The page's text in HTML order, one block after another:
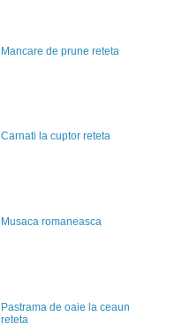
Mancare de prune reteta
Carnati la cuptor reteta
Musaca romaneasca
Pastrama de oaie la ceaun
reteta